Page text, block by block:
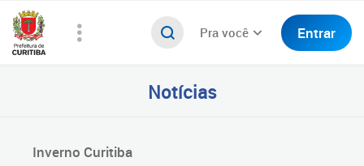
Pra você Entrar
Notícias
Inverno Curitiba